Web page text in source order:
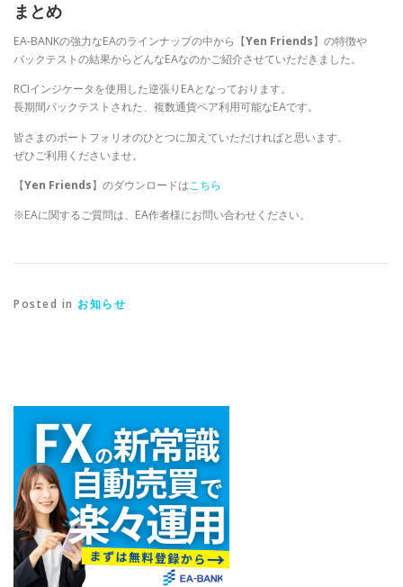
まとめ
EA-BANKの強力なEAのラインナップの中から【Yen Friends】の特徴や
バックテストの結果からどんなEAなのかご紹介させていただきました。
RCIインジケータを使用した逆張りEAとなっております。
長期間バックテストされた、複数通貨ペア利用可能なEAです。
皆さまのポートフォリオのひとつに加えていただければと思います。
ぜひご利用くださいませ。
【Yen Friends】のダウンロードはこちら
※EAに関するご質問は、EA作者様にお問い合わせください。
Posted in お知らせ